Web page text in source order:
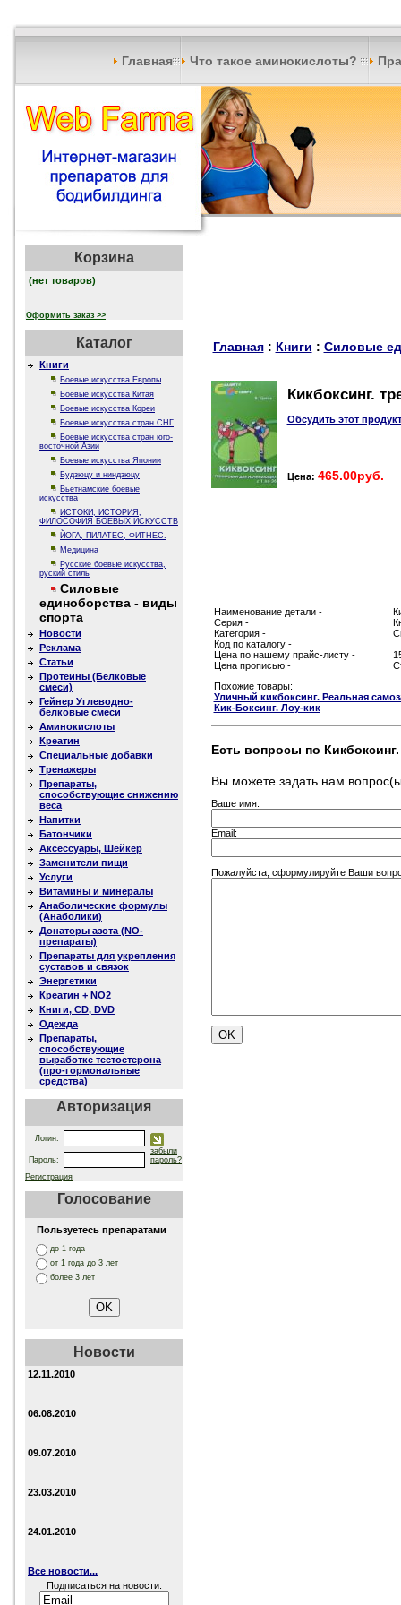
Главная Что такое аминокислоты?
Корзина
(нет товаров)
Оформить заказ >>
Каталог
Книги
Боевые искусства Европы
Боевые искусства Китая
Боевые искусства Кореи
Боевые искусства стран СНГ
Боевые искусства стран юго-
восточной Азии
Боевые искусства Японии
Будзюцу и ниндзюцу
Вьетнамские боевые
искусства
ИСТОКИ, ИСТОРИЯ,
ФИЛОСОФИЯ БОЕВЫХ ИСКУССТВ
ЙОГА, ПИЛАТЕС, ФИТНЕС.
Медицина
Русские боевые искусства,
руский стиль
Силовые
единоборства - виды
спорта
Новости
Реклама
Статьи
Протеины (Белковые
смеси)
Гейнер Углеводно-
белковые смеси
Аминокислоты
Креатин
Специальные добавки
Тренажеры
Препараты,
способствующие снижению
веса
Напитки
Батончики
Аксессуары, Шейкер
Заменители пищи
Услуги
Витамины и минералы
Анаболические формулы
(Анаболики)
Донаторы азота (NO-
препараты)
Препараты для укрепления
суставов и связок
Энергетики
Креатин + NO2
Книги, CD, DVD
Одежда
Препараты,
способствующие
выработке тестостерона
(про-гормональные
средства)
Авторизация
Логин:
Пароль:
забыли
пароль?
Регистрация
Голосование
Пользуетесь препаратами
до 1 года
от 1 года до 3 лет
более 3 лет
Новости
12.11.2010
06.08.2010
09.07.2010
23.03.2010
24.01.2010
Все новости...
Подписаться на новости:
Главная: Книги : Силовые
Кикбоксинг.
Обсудить этот
Цена: 465.00руб.
Наименование детали -
Серия -
Категория -
Код по каталогу -
Цена по нашему прайс-листу -
Цена прописью -
Похожие товары:
Уличный кикбоксинг. Реальная
Кик-Боксинг. Лоу-кик
Есть вопросы по
Вы можете задать нам
Ваше имя:
Email:
Пожалуйста, сформулируйте Ваши